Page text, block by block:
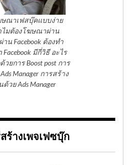
ษณาเฟสบุ๊คแบบง่าย
ไมต้องโฆษณาผ่าน
น Facebook ต้องทำ
มีกี่วิธี อะไร
ยการ Boost post การ
Manager การสร้าง
วย Ads Manager
ร้างเพจเฟซบุ๊ก